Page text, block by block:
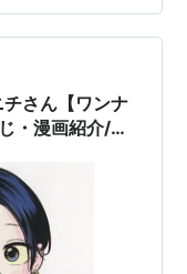
さん【ワンナ
・漫画紹介/感